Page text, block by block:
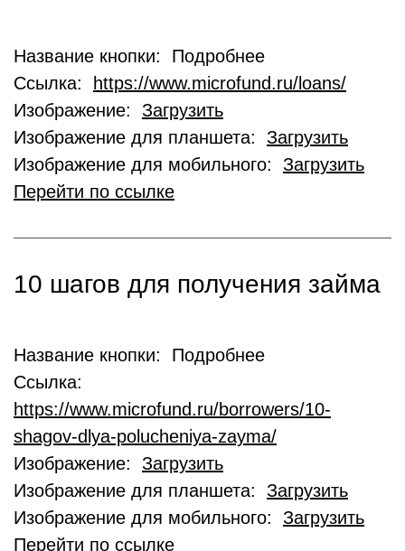
Название кнопки: Подробнее
Ссылка:
https://www.microfund.ru/loans/
Изображение: Загрузить
Изображение для планшета: Загрузить
Изображение для мобильного: Загрузить
Перейти по ссылке
10 шагов для получения займа
Название кнопки: Подробнее
Ссылка:
https://www.microfund.ru/borrowers/10-
shagov-dlya-polucheniya-zayma/
Изображение: Загрузить
Изображение для планшета: Загрузить
Изображение для мобильного: Загрузить
Перейти по ссылке